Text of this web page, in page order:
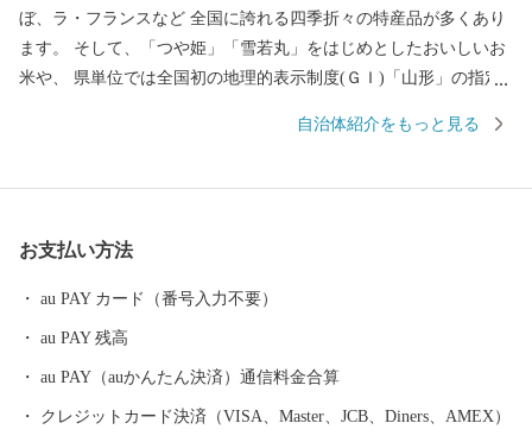
ぼ、ラ・フランスなど 全国に誇れる四季折々の特産品が多くあり
ます。 そして、「つや姫」「雪若丸」をはじめとしたおいしいお
米や、 県単位では全国初の地理的表示制度(ＧＩ)「山形」の指定
しい逸品も自慢です。 また、最上川舟運によって伝えられた上方
も目白押しです。 そんな山形県への旅を一層豊かなものにするの
が温泉です。山形県は、全ての市町村に温泉が湧出し、山や渓谷
海沿いの温泉など、様々なタイプの温泉を楽しむことができま
す。 ふるさと納税を機に山形へお越しいただき、旬の味覚、歴史
や文化、自然をお楽しみください。
自治体紹介をもっと見る
お支払い方法
au PAY カード（番号入力不要）
au PAY 残高
au PAY（auかんたん決済）通信料金合算
クレジットカード決済（VISA、Master、JCB、Diners、AMEX）